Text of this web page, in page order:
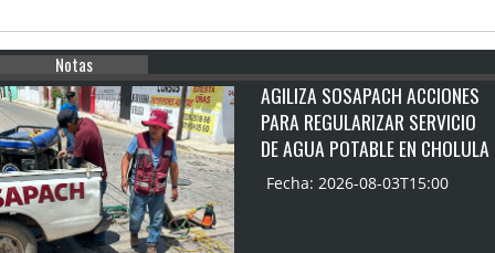
Notas
AGILIZA SOSAPACH ACCIONES
PARA REGULARIZAR SERVICIO
DE AGUA POTABLE EN CHOLULA
Fecha: 2026-08-03T15:00